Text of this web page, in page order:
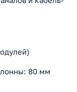
80 мм